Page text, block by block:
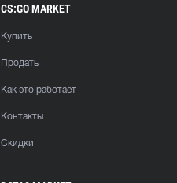
CS:GO MARKET
Купить
Продать
Как это работает
Контакты
Скидки